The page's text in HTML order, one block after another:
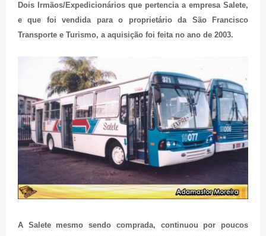
Dois Irmãos/Expedicionários que pertencia a empresa Salete,
e que foi vendida para o proprietário da São Francisco
Transporte e Turismo, a aquisição foi feita no ano de 2003.
A Salete mesmo sendo comprada, continuou por poucos